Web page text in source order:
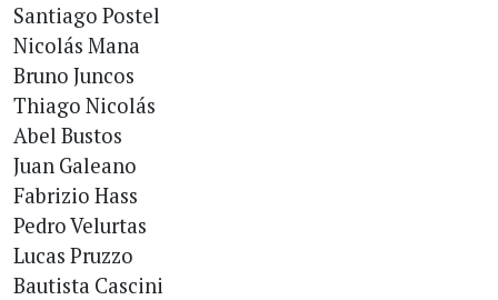
Santiago Postel
Nicolás Mana
Bruno Juncos
Thiago Nicolás
Abel Bustos
Juan Galeano
Fabrizio Hass
Pedro Velurtas
Lucas Pruzzo
Bautista Cascini